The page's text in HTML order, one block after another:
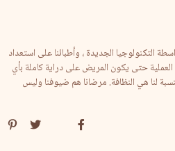
التكنولوجيا الجديدة ، وأطبائنا على استعداد
العملية حتى يكون المريض على دراية كاملة بأي
لنا هي النظافة. مرضانا هم ضيوفنا وليس